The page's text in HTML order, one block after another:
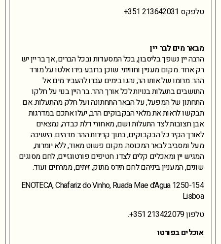
טלפקס 213642031 351+.
מבאר מים לבר יין
הרבה יין נשפך בליסבון, בכל המסעדות ובכל הברים, אך בר יין יש
רק אחד. מקום מעניין וחוויתי. שוכן ברובע בירו אלטו על מורד
ההר. מרומו של אותו הר, נהגו בימים עברו להעביר מים אל
התושבים בתעלות בנויות לכל אורך ההר. בר היין בנוי על חלקו
התחתון של המפעל, על הבאר התחתונה ועל חלק מהתעלות. אם
תבקשו לראות את מלאי הבקבוקים הרב, יעלו אתכם במדרגות
אבן חצובות לצד התעלות ושם, מאחורי דלת כבדה, נמצאים
לאורך הקיר כל הבקבוקים, בתוך קרירות ההר. מדהים. הישיבה
מעל ומסביב לבאר המכוסה. מקום פשוט מאוד, ללא יומרות,
המגיש יין ומאכלים קלים לצדו. חטיפים פורטוגזיים, לחם מסוגים
שונים, המעניין ביניהם לחם תירס מתוק, זיתים, ממרחים ועוד.
ENOTECA, Chafariz do Vinho, Ruada Mae d'Agua 1250-154
Lisboa
טלפון 213422079 351+.
אוכלים בפורטו